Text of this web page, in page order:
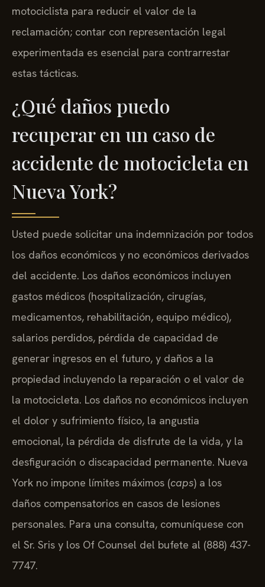
motociclista para reducir el valor de la
reclamación; contar con representación legal
experimentada es esencial para contrarrestar
estas tácticas.
¿Qué daños puedo
recuperar en un caso de
accidente de motocicleta en
Nueva York?
Usted puede solicitar una indemnización por todos
los daños económicos y no económicos derivados
del accidente. Los daños económicos incluyen
gastos médicos (hospitalización, cirugías,
medicamentos, rehabilitación, equipo médico),
salarios perdidos, pérdida de capacidad de
generar ingresos en el futuro, y daños a la
propiedad incluyendo la reparación o el valor de
la motocicleta. Los daños no económicos incluyen
el dolor y sufrimiento físico, la angustia
emocional, la pérdida de disfrute de la vida, y la
desfiguración o discapacidad permanente. Nueva
York no impone límites máximos (caps) a los
daños compensatorios en casos de lesiones
personales. Para una consulta, comuníquese con
el Sr. Sris y los Of Counsel del bufete al (888) 437-
7747.